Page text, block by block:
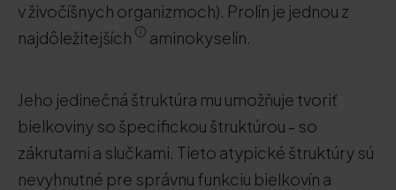
v živočíšnych organizmoch). Prolín je jednou z
najdôležitejších
aminokyselín.
Jeho jedinečná štruktúra mu umožňuje tvoriť
bielkoviny so špecifickou štruktúrou - so
zákrutami a slučkami. Tieto atypické štruktúry sú
nevyhnutné pre správnu funkciu bielkovín a